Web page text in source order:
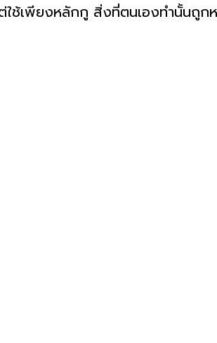
ใช้เพียงหลักกู สิ่งที่ตนเองทำนั้นถู